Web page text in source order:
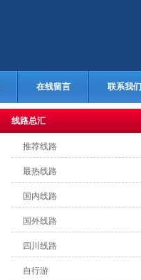
在线留言 联系我们
线路总汇
推荐线路
最热线路
国内线路
国外线路
四川线路
自行游